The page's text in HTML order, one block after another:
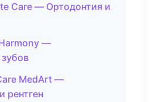
Care — Ортодонтия и
—
MedArt —
рентген